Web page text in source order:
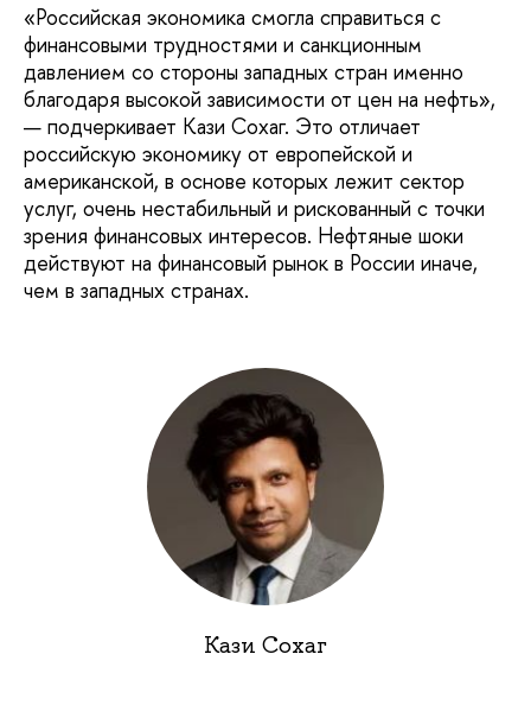
«Российская экономика смогла справиться с
финансовыми трудностями и санкционным
давлением со стороны западных стран именно
благодаря высокой зависимости от цен на нефть»,
— подчеркивает Кази Сохаг. Это отличает
российскую экономику от европейской и
американской, в основе которых лежит сектор
услуг, очень нестабильный и рискованный с точки
зрения финансовых интересов. Нефтяные шоки
действуют на финансовый рынок в России иначе,
чем в западных странах.
Кази Сохаг